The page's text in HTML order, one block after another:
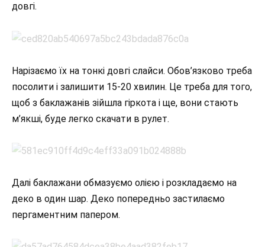
довгі.
Нарізаємо їх на тонкі довгі слайси. Обов’язково треба
посолити і залишити 15-20 хвилин. Це треба для того,
щоб з баклажанів зійшла гіркота і ще, вони стають
м’якші, буде легко скачати в рулет.
Далі баклажани обмазуємо олією і розкладаємо на
деко в один шар. Деко попередньо застилаємо
пергаментним папером.